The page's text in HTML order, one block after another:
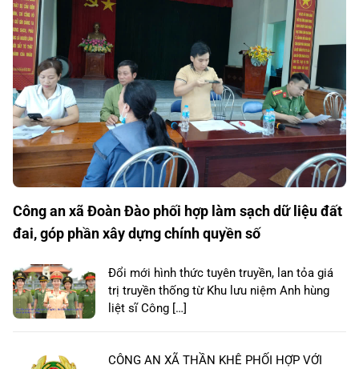
Công an xã Đoàn Đào phối hợp làm sạch dữ liệu đất
đai, góp phần xây dựng chính quyền số
Đổi mới hình thức tuyên truyền, lan tỏa giá
trị truyền thống từ Khu lưu niệm Anh hùng
liệt sĩ Công […]
CÔNG AN XÃ THẦN KHÊ PHỐI HỢP VỚI